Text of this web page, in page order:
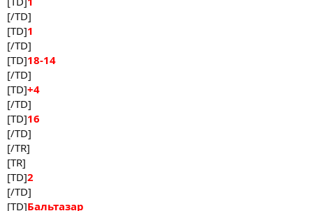
[/TD]
[TD]1
[/TD]
[TD]18-14
[/TD]
[TD]+4
[/TD]
[TD]16
[/TD]
[/TR]
[TR]
[TD]2
[/TD]
[TD]Бальтазар